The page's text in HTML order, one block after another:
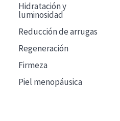
Hidratación y
luminosidad
Reducción de arrugas
Regeneración
Firmeza
Piel menopáusica